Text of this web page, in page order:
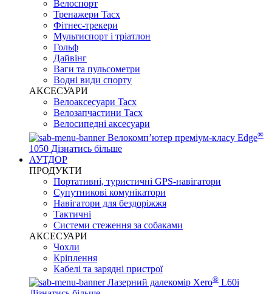
Велоспорт
Тренажери Tacx
Фітнес-трекери
Мультиспорт і тріатлон
Гольф
Дайвінг
Ваги та пульсометри
Водні види спорту
AKCЕСУАРИ
Велоаксесуари Tacx
Велозапчастини Tacx
Велосипедні аксесуари
Велокомп’ютер преміум-класу Edge®
1050 Дізнатись більше
АУТДОР
ПРОДУКТИ
Портативні, туристичні GPS-навігатори
Супутникові комунікатори
Навігатори для бездоріжжя
Тактичні
Системи стеження за собаками
АКСЕСУАРИ
Чохли
Кріплення
Кабелі та зарядні пристрої
Лазерний далекомір Xero® L60i